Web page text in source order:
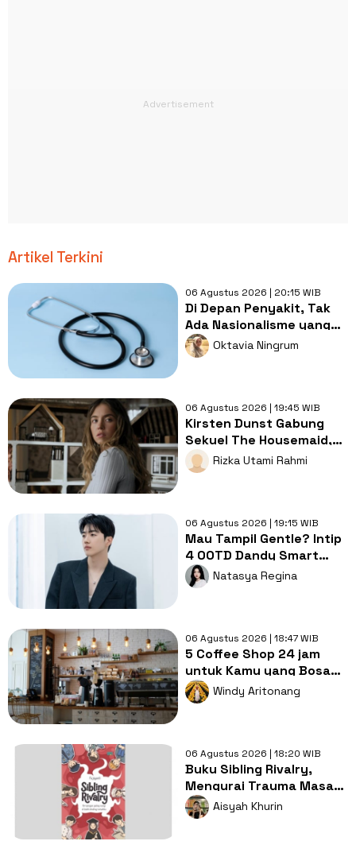
Artikel Terkini
06 Agustus 2026 | 20:15 WIB
Di Depan Penyakit, Tak
Ada Nasionalisme yang
Lebih Penting dari
Kesembuhan
Oktavia Ningrum
06 Agustus 2026 | 19:45 WIB
Kirsten Dunst Gabung
Sekuel The Housemaid,
Intip Sinopsis dan Jadwal
Tayang
Rizka Utami Rahmi
06 Agustus 2026 | 19:15 WIB
Mau Tampil Gentle? Intip
4 OOTD Dandy Smart
Casual ala Kang Hoon
Natasya Regina
06 Agustus 2026 | 18:47 WIB
5 Coffee Shop 24 jam
untuk Kamu yang Bosan
Nugas di Kos
Windy Aritonang
06 Agustus 2026 | 18:20 WIB
Buku Sibling Rivalry,
Mengurai Trauma Masa
Kecil dan Persaingan
Antarsaudara
Aisyah Khurin